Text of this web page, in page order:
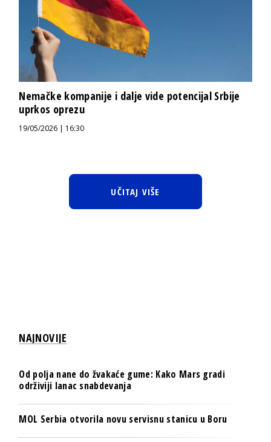
Nemačke kompanije i dalje vide potencijal Srbije
uprkos oprezu
19/05/2026 | 16:30
UČITAJ VIŠE
NAJNOVIJE
Od polja nane do žvakaće gume: Kako Mars gradi
održiviji lanac snabdevanja
MOL Serbia otvorila novu servisnu stanicu u Boru